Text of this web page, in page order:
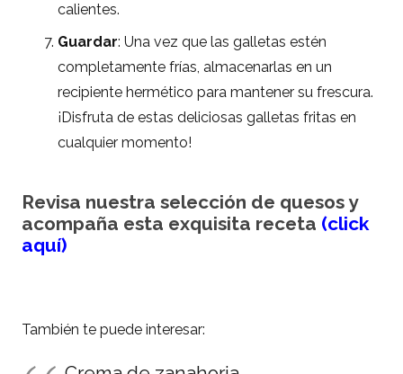
calientes.
Guardar: Una vez que las galletas estén
completamente frías, almacenarlas en un
recipiente hermético para mantener su frescura.
¡Disfruta de estas deliciosas galletas fritas en
cualquier momento!
Revisa nuestra selección de quesos y
acompaña esta exquisita receta (click
aquí)
También te puede interesar: